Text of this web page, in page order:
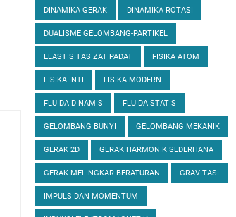
DINAMIKA GERAK DINAMIKA ROTASI
DUALISME GELOMBANG-PARTIKEL
ELASTISITAS ZAT PADAT FISIKA ATOM
FISIKA INTI FISIKA MODERN
FLUIDA DINAMIS FLUIDA STATIS
GELOMBANG BUNYI GELOMBANG MEKANIK
GERAK 2D GERAK HARMONIK SEDERHANA
GERAK MELINGKAR BERATURAN GRAVITASI
IMPULS DAN MOMENTUM